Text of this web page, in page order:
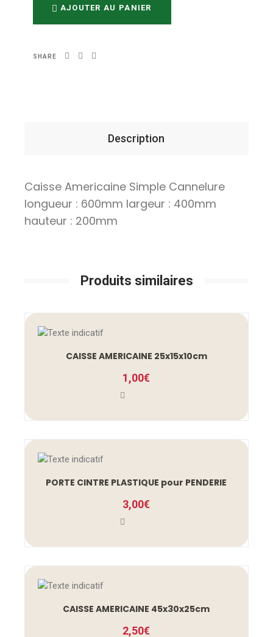
AJOUTER AU PANIER
SHARE
Description
Caisse Americaine Simple Cannelure
longueur : 600mm largeur : 400mm
hauteur : 200mm
Produits similaires
CAISSE AMERICAINE 25x15x10cm
1,00€
PORTE CINTRE PLASTIQUE pour PENDERIE
3,00€
CAISSE AMERICAINE 45x30x25cm
2,50€